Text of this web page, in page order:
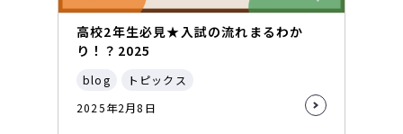
高校2年生必見★入試の流れまるわか
り！？2025
blog
トピックス
2025年2月8日